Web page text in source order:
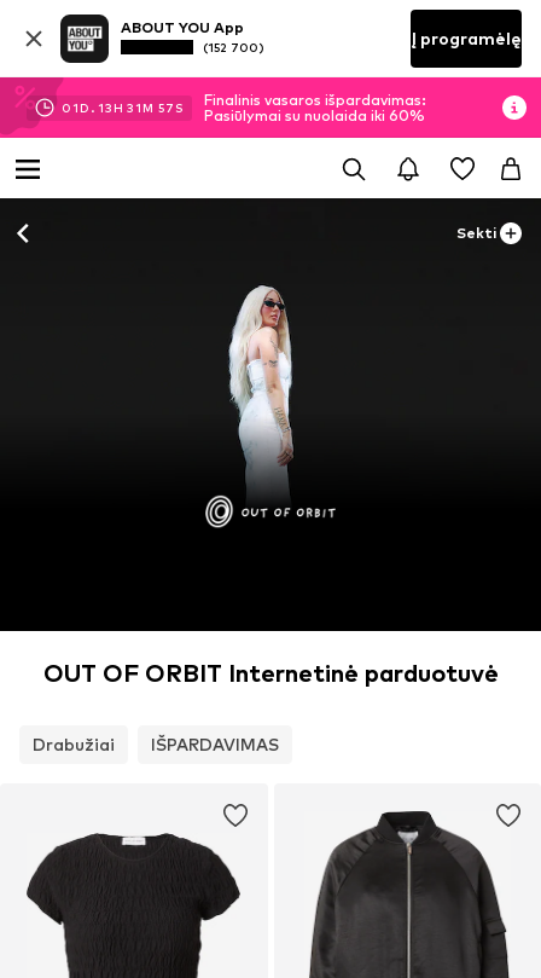
ABOUT YOU App
(152 700) Į programėlę
01D. 13H 31M 56 S
Finalinis vasaros išpardavimas:
Pasiūlymai su nuolaida iki 60%
Sekti
OUT OF ORBIT Internetinė parduotuvė
Drabužiai IŠPARDAVIMAS